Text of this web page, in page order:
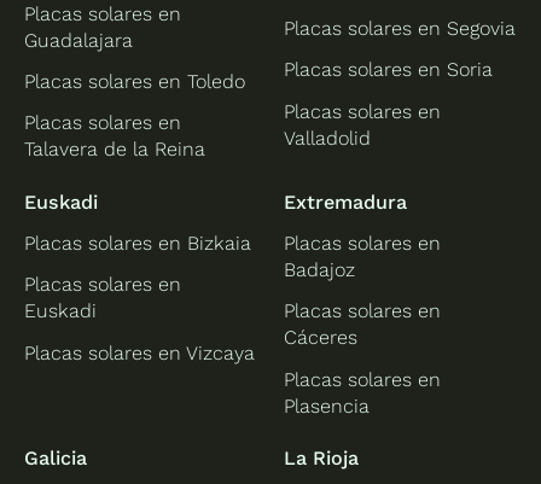
Placas solares en
Guadalajara
Placas solares en Toledo
Placas solares en
Talavera de la Reina
Placas solares en Segovia
Placas solares en Soria
Placas solares en
Valladolid
Euskadi
Placas solares en Bizkaia
Placas solares en
Euskadi
Placas solares en Vizcaya
Extremadura
Placas solares en
Badajoz
Placas solares en
Cáceres
Placas solares en
Plasencia
Galicia
La Rioja